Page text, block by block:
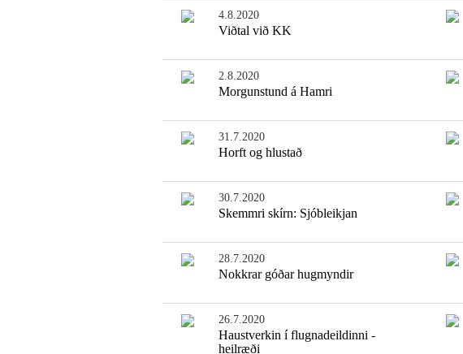
4.8.2020
Viðtal við KK
2.8.2020
Morgunstund á Hamri
31.7.2020
Horft og hlustað
30.7.2020
Skemmri skírn: Sjóbleikjan
28.7.2020
Nokkrar góðar hugmyndir
26.7.2020
Haustverkin í flugnadeildinni -
heilræði